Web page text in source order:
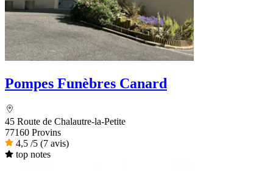
Pompes Funèbres Canard
45 Route de Chalautre-la-Petite
77160 Provins
4,5 /5 (7 avis)
top notes